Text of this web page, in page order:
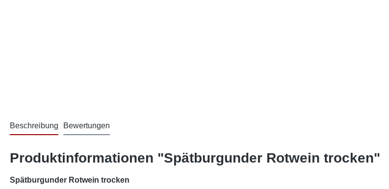
Beschreibung Bewertungen
Produktinformationen "Spätburgunder Rotwein trocken"
Spätburgunder Rotwein trocken